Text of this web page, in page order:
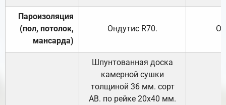
Пароизоляция
(пол, потолок,
мансарда)
Ондутис R70.
Шпунтованная доска
камерной сушки
толщиной 36 мм. сорт
АВ. по рейке 20х40 мм.